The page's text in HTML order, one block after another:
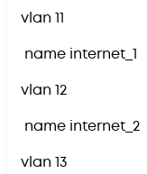
vlan 11
name internet_1
vlan 12
name internet_2
vlan 13